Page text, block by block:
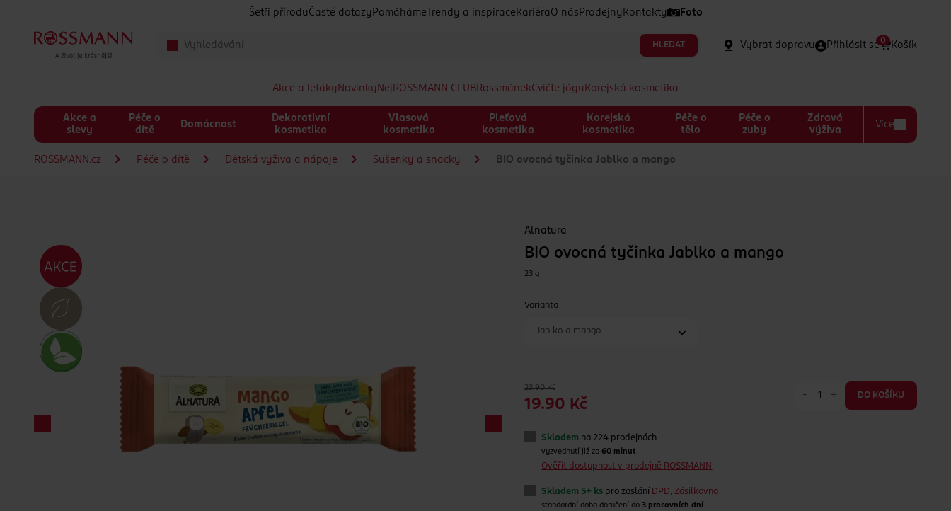
Šetři přírodu Časté dotazy Pomáháme Trendy a inspirace Kariéra O nás Prodejny Kontakty Foto
HLEDAT Vybrat dopravu Přihlásit se Košík
0
Akce a letáky Novinky Nej ROSSMANN CLUBRossmánekCvičte jógu Korejská kosmetika
Akce a
slevy
Péče o
dítě
Domácnost
Dekorativní
kosmetika
Vlasová
kosmetika
Pleťová
kosmetika
Korejská
kosmetika
Péče o
tělo
Péče o
zuby
Zdravá
výživa
Více
ROSSMANN.cz Péče o dítě Dětská výživa a nápoje Sušenky a snacky BIO ovocná tyčinka Jablko a mango
Alnatura
BIO ovocná tyčinka Jablko a mango
23 g
Varianta
Jablko a mango
23.90 Kč
19.90 Kč
- + DO KOŠÍKU
Skladem na 224 prodejnách
vyzvednutí již za60 minut
Ověřit dostupnost v prodejně ROSSMANN
Skladem 5+ ks pro zaslání DPD, Zásilkovna
standardní doba doručení do 3 pracovních dní